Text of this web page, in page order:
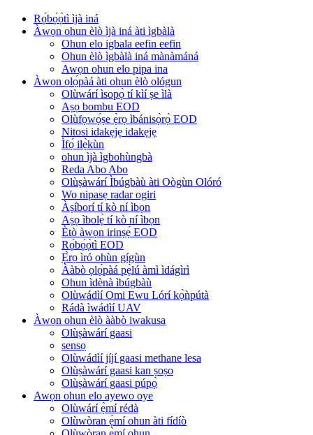
Rọ́bọ́ọ̀tì ìjà iná
Àwọn ohun èlò ìjà iná àti ìgbàlà
Ohun elo igbala eefin eefin
Ohun èlò ìgbàlà iná mànàmáná
Awọn ohun elo pipa ina
Àwọn ọlọ́pàá àti ohun èlò ológun
Olùwárí ìsopọ̀ tí kìí ṣe ìlà
Aṣọ bombu EOD
Olùfọwọ́ṣe ẹ̀rọ ìbánisọ̀rọ̀ EOD
Nitosi idakẹjẹ idakẹjẹ
Ìfọ́ ilẹ̀kùn
ohun ìjà ìgbohùngbà
Reda Abo Abo
Olùṣàwárí Ìbúgbàù àti Oògùn Olóró
Wo nipasẹ radar ogiri
Àṣíborí tí kò ní ìbọn
Aṣọ ìbolẹ̀ tí kò ní ìbọn
Ètò àwọn irinṣẹ́ EOD
Rọ́bọ́ọ̀tì EOD
Ẹ̀rọ ìró ohùn gígùn
Ààbò ọlọ́pàá pẹ̀lú àmì ìdágìrì
Ohun ìdènà ìbúgbàù
Olùwádìí Omi Ewu Lórí kọ̀ǹpútà
Rádà ìwádìí UAV
Àwọn ohun èlò ààbò iwakusa
Olùṣàwárí gaasi
sensọ
Olùwádìí jíjí gaasi methane lesa
Olùṣàwárí gaasi kan ṣoṣo
Olùṣàwárí gaasi púpọ̀
Awọn ohun elo ayewo oye
Olùwárí ẹ̀mí rédà
Olùwòran ẹ̀mí ohun àti fídíò